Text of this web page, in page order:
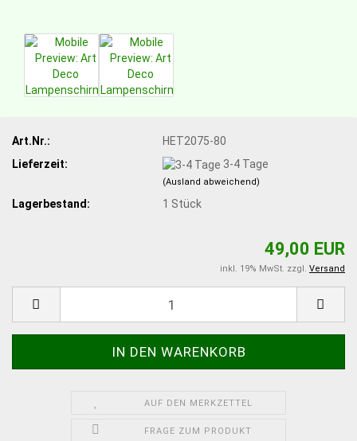
Art.Nr.:
HET2075-80
Lieferzeit:
3-4 Tage
(Ausland abweichend)
Lagerbestand: 1 Stück
49,00 EUR
inkl. 19% MwSt. zzgl. Versand
AUF DEN MERKZETTEL
FRAGE ZUM PRODUKT